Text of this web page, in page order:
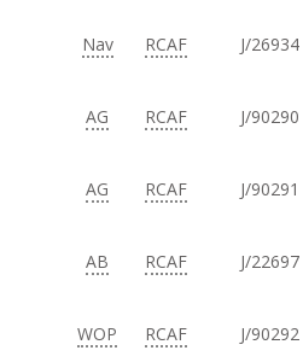
Nav RCAF J/26934
AG RCAF J/90290
AG RCAF J/90291
AB RCAF J/22697
WOP RCAF J/90292